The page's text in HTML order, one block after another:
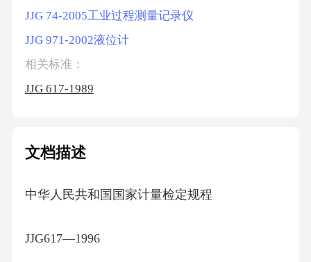
JJG 74-2005工业过程测量记录仪
JJG 971-2002液位计
相关标准：
JJG 617-1989
文档描述
中华人民共和国国家计量检定规程
JJG617—1996